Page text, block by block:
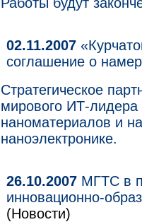
02.11.2007
соглашение о
Стратегическое
мирового ИТ-лидера
наноматериалов и
наноэлектронике.
26.10.2007 МГТС в
инновационно-
(Новости)